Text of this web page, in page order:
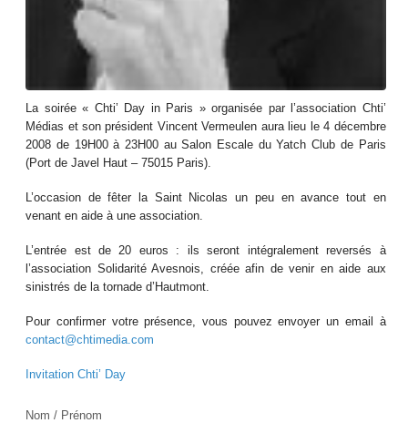
La soirée « Chti’ Day in Paris » organisée par l’association Chti’
Médias et son président Vincent Vermeulen aura lieu le 4 décembre
2008 de 19H00 à 23H00 au Salon Escale du Yatch Club de Paris
(Port de Javel Haut – 75015 Paris).
L’occasion de fêter la Saint Nicolas un peu en avance tout en
venant en aide à une association.
L’entrée est de 20 euros : ils seront intégralement reversés à
l’association Solidarité Avesnois, créée afin de venir en aide aux
sinistrés de la tornade d’Hautmont.
Pour confirmer votre présence, vous pouvez envoyer un email à
contact@chtimedia.com
Invitation Chti’ Day
Nom / Prénom